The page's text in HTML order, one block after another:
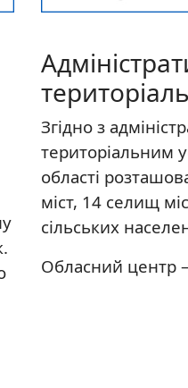
Згідно з
територіальним
області
міст, 14 селищ
сільських
Обласний центр